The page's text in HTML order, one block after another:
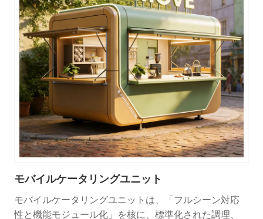
モバイルケータリングユニット
モバイルケータリングユニットは、「フルシーン対応
性と機能モジュール化」を核に、標準化された調理、